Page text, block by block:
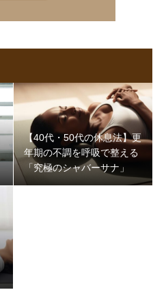
【40代・50代の休息法】更
年期の不調を呼吸で整える
「究極のシャバーサナ」